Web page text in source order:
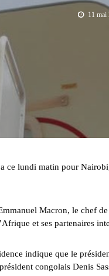
11 mai
ce lundi matin pour
Macron, le chef
et ses partenaires
indique que le
congolais Denis